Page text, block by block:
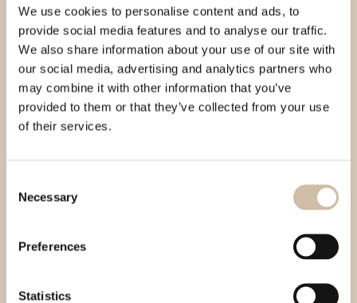
We use cookies to personalise content and ads, to
provide social media features and to analyse our traffic.
We also share information about your use of our site with
our social media, advertising and analytics partners who
may combine it with other information that you’ve
provided to them or that they’ve collected from your use
of their services.
Selection
Necessary
Preferences
Statistics